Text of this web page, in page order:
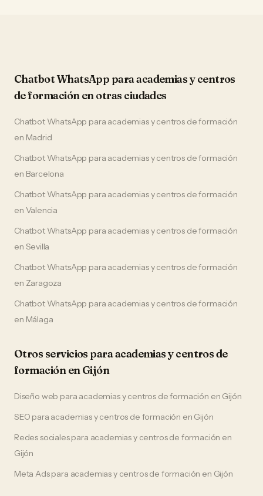
Chatbot WhatsApp paraacademias y centros
de formaciónen otras ciudades
Chatbot WhatsApp para academias y centros de formación
en Madrid
Chatbot WhatsApp para academias y centros de formación
en Barcelona
Chatbot WhatsApp para academias y centros de formación
en Valencia
Chatbot WhatsApp para academias y centros de formación
en Sevilla
Chatbot WhatsApp para academias y centros de formación
en Zaragoza
Chatbot WhatsApp para academias y centros de formación
en Málaga
Otros servicios paraacademias y centros de
formaciónenGijón
Diseño web para academias y centros de formación en Gijón
SEO para academias y centros de formación en Gijón
Redes socialespara academias y centros de formación en
Gijón
Meta Adspara academias y centros de formación en Gijón